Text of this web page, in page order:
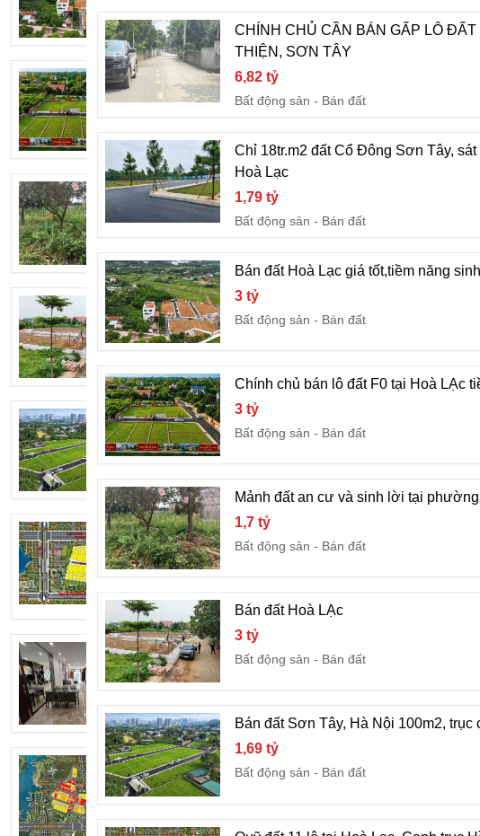
Bất động sản
Bán đất
Chính chủ bán lô đất F0 tại Hoà LẠc tiềm năng giá tốt
3 tỷ
Mảnh đất an cư và sinh lời tại phường Tùng Thiện,
1,7 tỷ
Bất động sản
Bán đất
Bán đất Hoà LẠc
Bất động sản
Bán đất
Bán đất Sơn Tây, Hà Nội 100m2, trục chính liên xã
Bất động sản
Bán đất
Quỹ đất 11 lô tại Hoà Lạc, Cạnh trục Hồ Tây -
3 tỷ
Bất động sản
cần tiền bán gấp
Đất nền Hoà Lạc. Vị trí đẹp sát QL 21, trục Ba Vì -
CHÍNH CHỦ CẦN BÁN GẤP LÔ
THIỆN, SƠN TÂY
6,82 tỷ
Bất động sản
Bán đất
Chỉ 18tr.m2 đất Cổ Đông Sơn Tây,
Hoà Lạc
1,79 tỷ
Bất động sản
Bán đất
Bán đất Hoà Lạc giá tốt,tiềm năng
3 tỷ
Bất động sản
Bán đất
Chính chủ bán lô đất F0 tại Hoà LẠc
3 tỷ
Bất động sản
Bán đất
Mảnh đất an cư và sinh lời tại
1,7 tỷ
Bất động sản
Bán đất
Bán đất Hoà LẠc
3 tỷ
Bất động sản
Bán đất
Bán đất Sơn Tây, Hà Nội 100m2, trục
1,69 tỷ
Bất động sản
Bán đất